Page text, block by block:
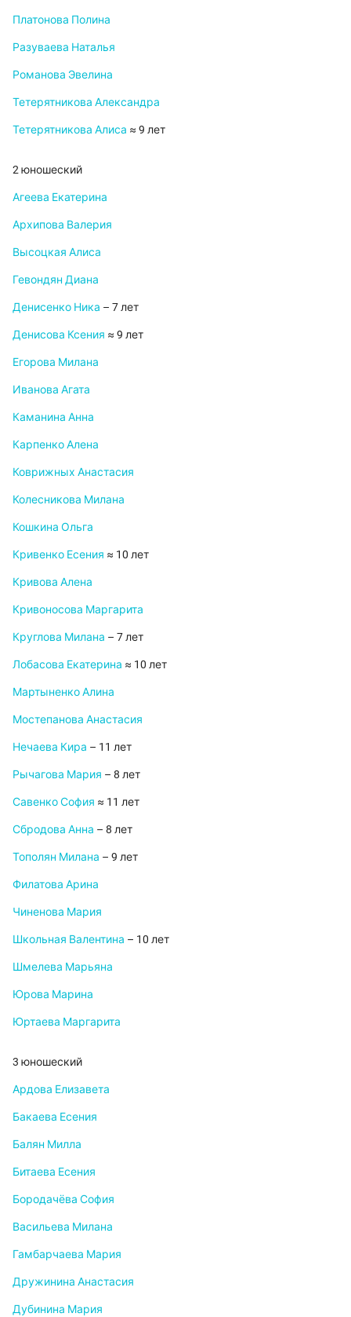
Платонова Полина
Разуваева Наталья
Романова Эвелина
Тетерятникова Александра
Тетерятникова Алиса ≈ 9 лет
2 юношеский
Агеева Екатерина
Архипова Валерия
Высоцкая Алиса
Гевондян Диана
Денисенко Ника – 7 лет
Денисова Ксения ≈ 9 лет
Егорова Милана
Иванова Агата
Каманина Анна
Карпенко Алена
Коврижных Анастасия
Колесникова Милана
Кошкина Ольга
Кривенко Есения ≈ 10 лет
Кривова Алена
Кривоносова Маргарита
Круглова Милана – 7 лет
Лобасова Екатерина ≈ 10 лет
Мартыненко Алина
Мостепанова Анастасия
Нечаева Кира – 11 лет
Рычагова Мария – 8 лет
Савенко София ≈ 11 лет
Сбродова Анна – 8 лет
Тополян Милана – 9 лет
Филатова Арина
Чиненова Мария
Школьная Валентина – 10 лет
Шмелева Марьяна
Юрова Марина
Юртаева Маргарита
3 юношеский
Ардова Елизавета
Бакаева Есения
Балян Милла
Битаева Есения
Бородачёва София
Васильева Милана
Гамбарчаева Мария
Дружинина Анастасия
Дубинина Мария